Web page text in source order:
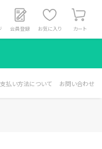
会員登録 お気に入り カート
払い方法について お問い合わせ